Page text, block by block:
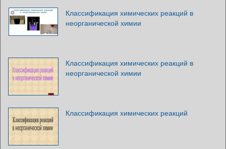
Классификация химических реакций в
неорганической химии
Классификация химических реакций в
неорганической химии
Классификация химических реакций